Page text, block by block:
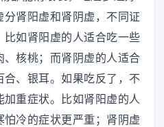
肾阳虚和肾阴虚，不同证
比如肾阳虚的人适合吃一些
、核桃；而肾阴虚的人适合
合、银耳。如果吃反了，不
重症状。比如肾阳虚的人
怕冷的症状更严重；肾阴虚